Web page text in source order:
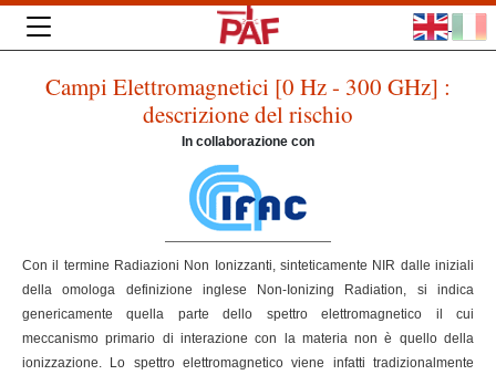
Campi Elettromagnetici [0 Hz - 300 GHz] :
descrizione del rischio
In collaborazione con
Con il termine Radiazioni Non Ionizzanti, sinteticamente NIR dalle iniziali
della omologa definizione inglese Non-Ionizing Radiation, si indica
genericamente quella parte dello spettro elettromagnetico il cui
meccanismo primario di interazione con la materia non è quello della
ionizzazione. Lo spettro elettromagnetico viene infatti tradizionalmente